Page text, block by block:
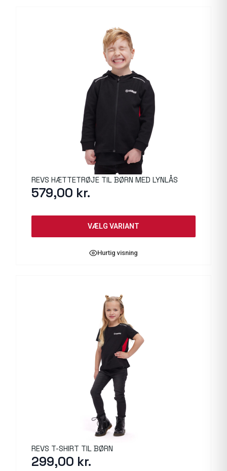
REVS HÆTTETRØJE TIL BØRN MED LYNLÅS
579,00 kr.
VÆLG VARIANT
Hurtig visning
REVS T-SHIRT TIL BØRN
299,00 kr.